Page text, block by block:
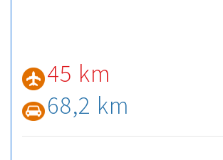
45 km
68,2 km